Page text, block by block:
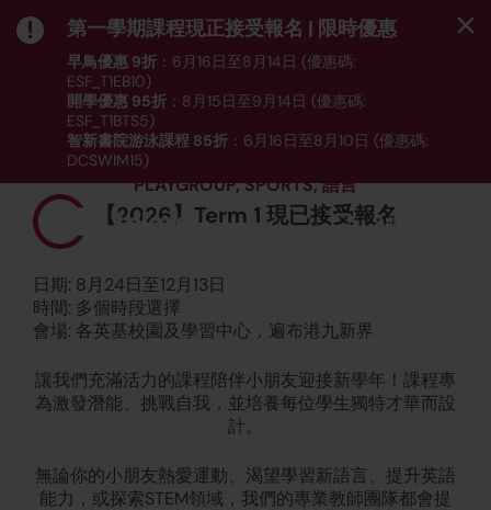
第一學期課程現正接受報名 | 限時優惠
早鳥優惠 9折 ：6月16日至8月14日 (優惠碼:
ESF_T1EB10)
開學優惠 95折 ：8月15日至9月14日 (優惠碼:
ESF_T1BTS5)
智新書院游泳課程 85折 ：6月16日至8月10日 (優惠碼:
DCSWIM15)
*受條款及細則約束｜按此瀏覽課程列表
MENU
PLAYGROUP, SPORTS, 語言
【2026】Term 1 現已接受報名
日期: 8月24日至12月13日
時間: 多個時段選擇
會場: 各英基校園及學習中心，遍布港九新界
讓我們充滿活力的課程陪伴小朋友迎接新學年！課程專
為激發潛能、挑戰自我，並培養每位學生獨特才華而設
計。
無論你的小朋友熱愛運動、渴望學習新語言、提升英語
能力，或探索STEM領域，我們的專業教師團隊都會提